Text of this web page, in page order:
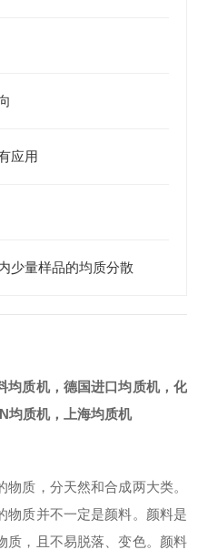
应用
少量样品的均质分散
均质机，德国进口均质机，化
均质机，上海均质机
质，分天然和合成两大类。
物质并不一定是颜料。 颜料是
，且不易脱落、变色。 颜料